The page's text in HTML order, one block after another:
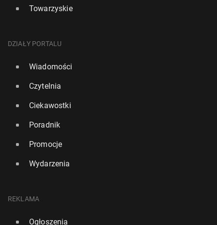
Towarzyskie
DZIAŁY PORTALU
Wiadomości
Czytelnia
Ciekawostki
Poradnik
Promocje
Wydarzenia
REKLAMA
Ogłoszenia